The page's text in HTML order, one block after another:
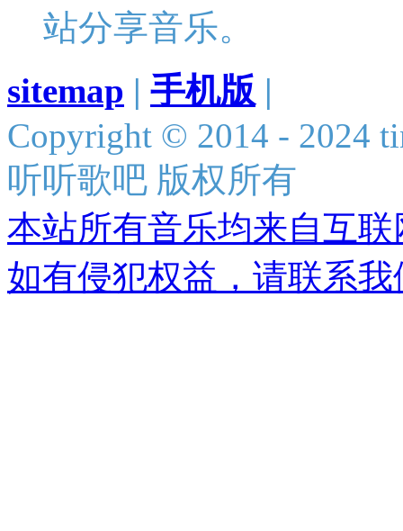
站分享音乐。
sitemap | 手机版 |
Copyright © 2014 - 2024
听听歌吧 版权所有
本站所有音乐均来自互
如有侵犯权益，请联系